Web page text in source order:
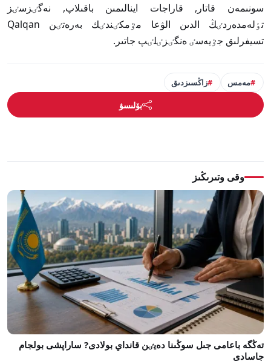
سونىمەن قاتار, قاراجات اينالىمىن باقىلاپ, نەگٸزسٸز
تٶلەمدەردٸڭ الدىن الۋعا مٷمكٸندٸك بەرەتٸن Qalqan
تسيفرلىق جٷيەسٸ ەنگٸزٸلٸپ جاتىر.
مەمس زاڭسىزدىق
بۆلىسۋ
وقى وتىرىڭىز
تەڭگە باعامى جىل سوڭىنا دەيٸن قانداي بولادى? ساراپشى بولجام
جاسادى